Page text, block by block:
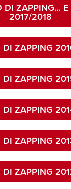
DI ZAPPING… E
2017/2018
DI ZAPPING
DI ZAPPING
DI ZAPPING
DI ZAPPING
DI ZAPPING